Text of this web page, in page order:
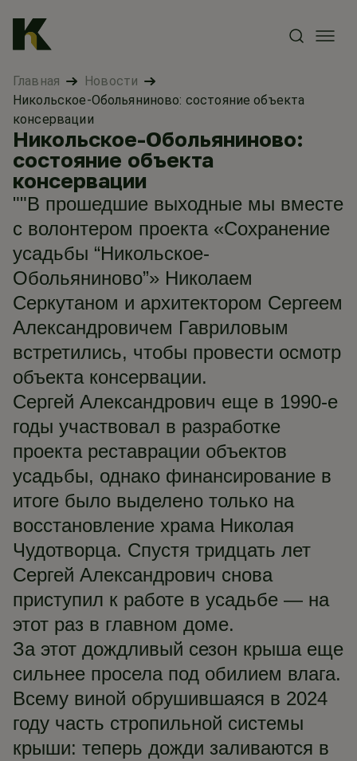
Главная
Новости
Никольское-Обольяниново: состояние объекта
консервации
Никольское-Обольяниново:
состояние объекта
консервации
""В прошедшие выходные мы вместе
с волонтером проекта «Сохранение
усадьбы “Никольское-
Обольяниново”» Николаем
Серкутаном и архитектором Сергеем
Александровичем Гавриловым
встретились, чтобы провести осмотр
объекта консервации.
Сергей Александрович еще в 1990-е
годы участвовал в разработке
проекта реставрации объектов
усадьбы, однако финансирование в
итоге было выделено только на
восстановление храма Николая
Чудотворца. Спустя тридцать лет
Сергей Александрович снова
приступил к работе в усадьбе — на
этот раз в главном доме.
За этот дождливый сезон крыша еще
сильнее просела под обилием влага.
Всему виной обрушившаяся в 2024
году часть стропильной системы
крыши: теперь дожди заливаются в